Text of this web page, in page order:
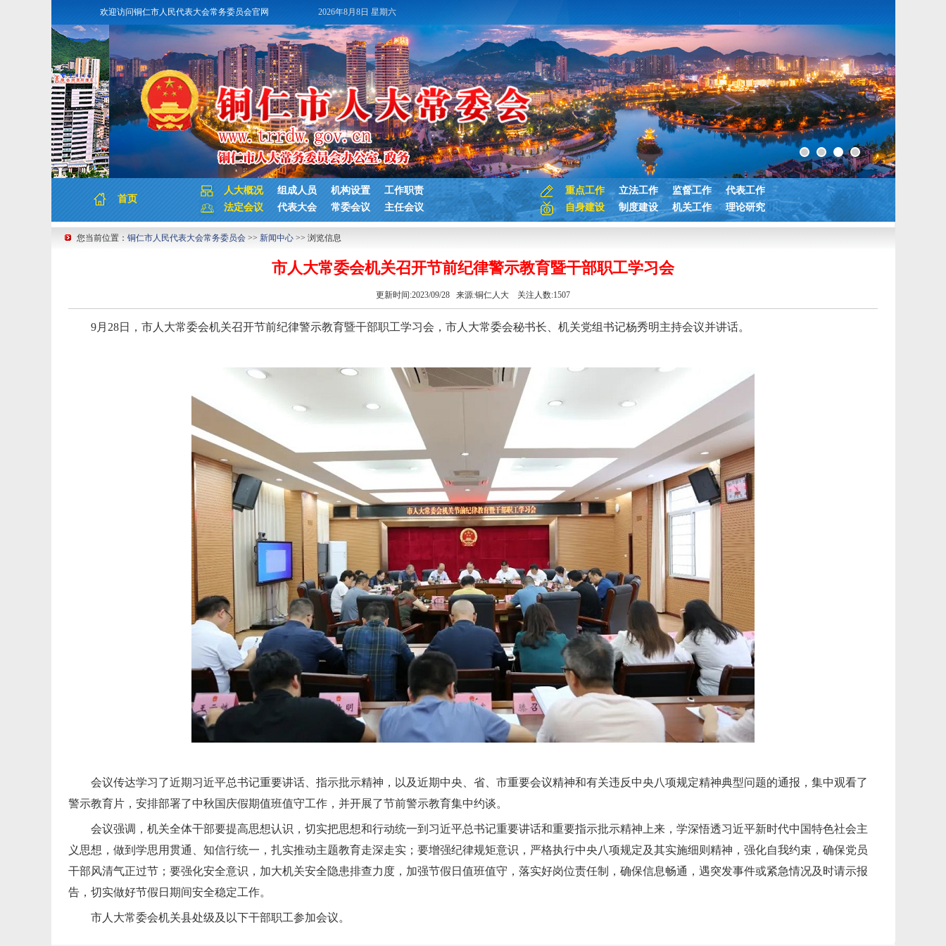
欢迎访问铜仁市人民代表大会常务委员会官网 2026年8月8日 星期六
首页
人大概况 组成人员 机构设置
工作职责
法定会议
代表大会 常委会议 主任会议
重点工作 立法工作 监督工作
代表工作
自身建设
制度建设 机关工作 理论研究
您当前位置： 铜仁市人民代表大会常务委员会>> 新闻中心>> 浏览信息
市人大常委会机关召开节前纪律警示教育暨干部职工学习会
更新时间:2023/09/28 来源:铜仁人大 关注人数:1507
9月28日，市人大常委会机关召开节前纪律警示教育暨干部职工学习会，市人大常委会秘书长、机关党组书记杨秀明主持会议并讲话。
会议传达学习了近期习近平总书记重要讲话、指示批示精神，以及近期中央、省、市重要会议精神和有关违反中央八项规定精神典型问题的通报，集中观看了
警示教育片，安排部署了中秋国庆假期值班值守工作，并开展了节前警示教育集中约谈。
会议强调，机关全体干部要提高思想认识，切实把思想和行动统一到习近平总书记重要讲话和重要指示批示精神上来，学深悟透习近平新时代中国特色社会主
义思想，做到学思用贯通、知信行统一，扎实推动主题教育走深走实；要增强纪律规矩意识，严格执行中央八项规定及其实施细则精神，强化自我约束，确保党员
干部风清气正过节；要强化安全意识，加大机关安全隐患排查力度，加强节假日值班值守，落实好岗位责任制，确保信息畅通，遇突发事件或紧急情况及时请示报
告，切实做好节假日期间安全稳定工作。
市人大常委会机关县处级及以下干部职工参加会议。